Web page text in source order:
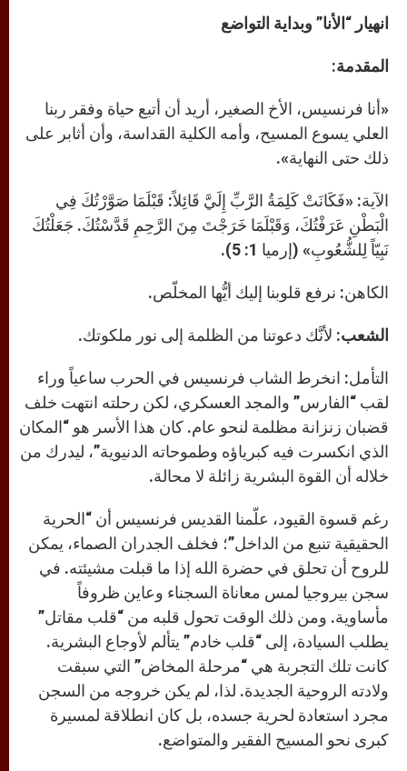
انهيار “الأنا” وبداية التواضع
المقدمة:
«أنا فرنسيس، الأخ الصغير، أريد أن أتبع حياة وفقر ربنا
العلي يسوع المسيح، وأمه الكلية القداسة، وأن أثابر على
ذلك حتى النهاية».
الآية: «فَكَانَتْ كَلِمَةُ الرَّبِّ إِلَيَّ قَائِلاً: قَبْلَمَا صَوَّرْتُكَ فِي
الْبَطْنِ عَرَفْتُكَ، وَقَبْلَمَا خَرَجْتَ مِنَ الرَّحِمِ قَدَّسْتُكَ. جَعَلْتُكَ
نَبِيّاً لِلشُّعُوبِ» (إرميا 1: 5).
الكاهن: نرفع قلوبنا إليك أيُّها المخلّص.
الشعب: لأنَّك دعوتنا من الظلمة إلى نور ملكوتك.
التأمل: انخرط الشاب فرنسيس في الحرب ساعياً وراء
لقب “الفارس” والمجد العسكري، لكن رحلته انتهت خلف
قضبان زنزانة مظلمة لنحو عام. كان هذا الأسر هو “المكان
الذي انكسرت فيه كبرياؤه وطموحاته الدنيوية”، ليدرك من
خلاله أن القوة البشرية زائلة لا محالة.
رغم قسوة القيود، علّمنا القديس فرنسيس أن “الحرية
الحقيقية تنبع من الداخل”؛ فخلف الجدران الصماء، يمكن
للروح أن تحلق في حضرة الله إذا ما قبلت مشيئته. في
سجن بيروجيا لمس معاناة السجناء وعاين ظروفاً
مأساوية. ومن ذلك الوقت تحول قلبه من “قلب مقاتل”
يطلب السيادة، إلى “قلب خادم” يتألم لأوجاع البشرية.
كانت تلك التجربة هي “مرحلة المخاض” التي سبقت
ولادته الروحية الجديدة. لذا، لم يكن خروجه من السجن
مجرد استعادة لحرية جسده، بل كان انطلاقة لمسيرة
كبرى نحو المسيح الفقير والمتواضع.